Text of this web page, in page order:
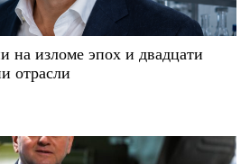
на изломе эпох и двадцати
отрасли